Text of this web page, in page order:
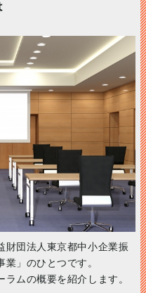
財団法人東京都中小企業振
」のひとつです。
ムの概要を紹介します。